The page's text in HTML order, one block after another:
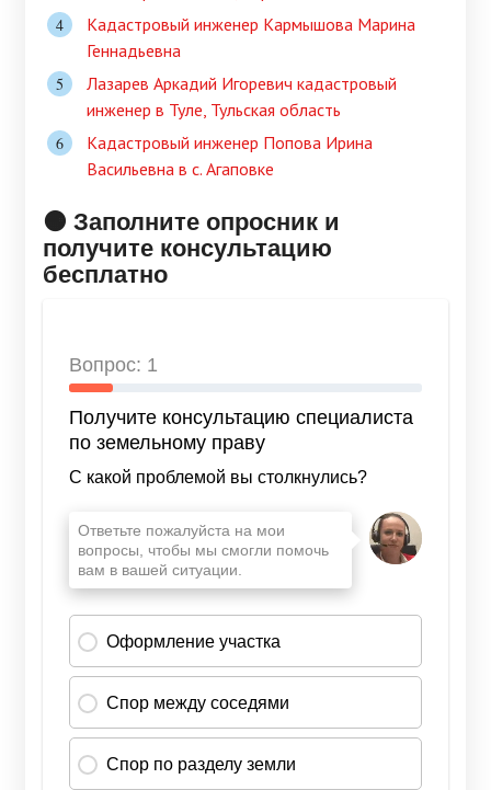
Кадастровый инженер Кармышова Марина
Геннадьевна
Лазарев Аркадий Игоревич кадастровый
инженер в Туле, Тульская область
Кадастровый инженер Попова Ирина
Васильевна в c. Агаповке
🟠 Заполните опросник и
получите консультацию
бесплатно